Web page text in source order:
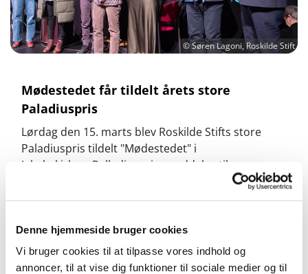
Denne hjemmeside bruger cookies
Vi bruger cookies til at tilpasse vores indhold og
annoncer, til at vise dig funktioner til sociale medier og til
© Søren Lagoni, Roskilde Stift
Mødestedet får tildelt årets store
Paladiuspris
Lørdag den 15. marts blev Roskilde Stifts store
Paladiuspris tildelt "Mødestedet" i
Jakobskirken. Palladiusprisen uddeles til personer
eller grupper, der har ydet en særlig indsats for
kirkelivet i sognet, provstiet eller stiftet.
Vinderen modtager, ud over Palladius-statuetten,
5.000 kr.